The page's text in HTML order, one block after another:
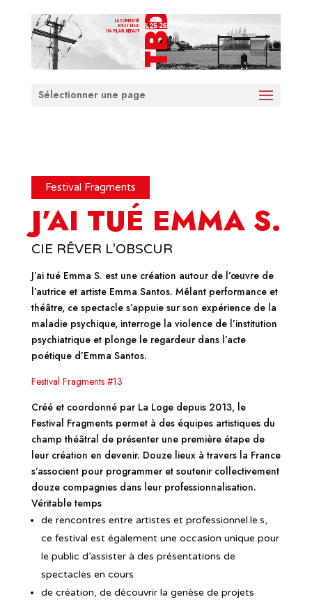
Sélectionner une page
Festival Fragments
J’AI TUÉ EMMA S.
CIE RÊVER L’OBSCUR
J’ai tué Emma S. est une création autour de l’œuvre de
l’autrice et artiste Emma Santos. Mêlant performance et
théâtre, ce spectacle s’appuie sur son expérience de la
maladie psychique, interroge la violence de l’institution
psychiatrique et plonge le regardeur dans l’acte
poétique d’Emma Santos.
Festival Fragments #13
Créé et coordonné par La Loge depuis 2013, le
Festival Fragments permet à des équipes artistiques du
champ théâtral de présenter une première étape de
leur création en devenir. Douze lieux à travers la France
s’associent pour programmer et soutenir collectivement
douze compagnies dans leur professionnalisation.
Véritable temps
de rencontres entre artistes et professionnel.le.s,
ce festival est également une occasion unique pour
le public d’assister à des présentations de
spectacles en cours
de création, de découvrir la genèse de projets